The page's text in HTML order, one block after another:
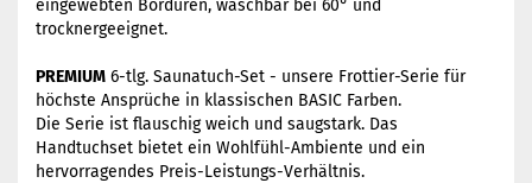
eingewebten Bordüren, waschbar bei 60° und
trocknergeeignet.
PREMIUM 6-tlg. Saunatuch-Set - unsere Frottier-Serie für
höchste Ansprüche in klassischen BASIC Farben.
Die Serie ist flauschig weich und saugstark. Das
Handtuchset bietet ein Wohlfühl-Ambiente und ein
hervorragendes Preis-Leistungs-Verhältnis.